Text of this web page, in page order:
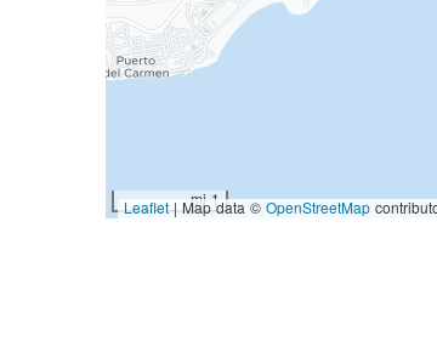
1 mi
|Map data ©OpenStreetMap